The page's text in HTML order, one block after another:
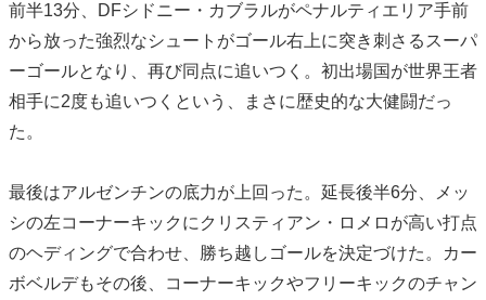
前半13分、DFシドニー・カブラルがペナルティエリア手前
から放った強烈なシュートがゴール右上に突き刺さるスーパ
ーゴールとなり、再び同点に追いつく。初出場国が世界王者
相手に2度も追いつくという、まさに歴史的な大健闘だっ
た。
最後はアルゼンチンの底力が上回った。延長後半6分、メッ
シの左コーナーキックにクリスティアン・ロメロが高い打点
のヘディングで合わせ、勝ち越しゴールを決定づけた。カー
ボベルデもその後、コーナーキックやフリーキックのチャン